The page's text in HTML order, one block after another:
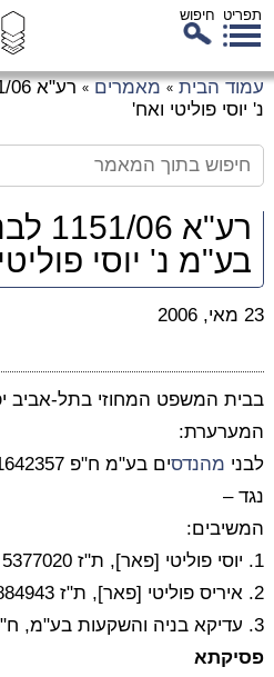
תפריט חיפוש
עמוד הבית » מאמרים »
נ' יוסי פוליטי ואח'
רע"א
בע"מ נ' יוסי
23 מאי, 2006
בבית המשפט המחוזי בתל-אביב
המערערת:
לבני מהנדסים בע"מ ח"פ 511642357
נגד –
המשיבים:
1. יוסי פוליטי [פאר], ת"ז 5377020
2. איריס פוליטי [פאר], ת"ז 5884943
3. עדיקא בניה והשקעות בע"מ, ח"פ 511710170
פסיקתא